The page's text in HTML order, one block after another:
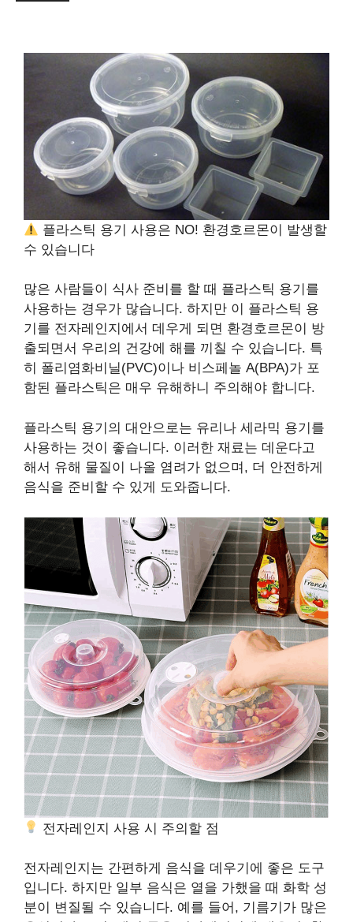
플라스틱 용기 사용은 NO! 환경호르몬이 발생할
수 있습니다
많은 사람들이 식사 준비를 할 때 플라스틱 용기를
사용하는 경우가 많습니다. 하지만 이 플라스틱 용
기를 전자레인지에서 데우게 되면 환경호르몬이 방
출되면서 우리의 건강에 해를 끼칠 수 있습니다. 특
히 폴리염화비닐(PVC)이나 비스페놀 A(BPA)가 포
함된 플라스틱은 매우 유해하니 주의해야 합니다.
플라스틱 용기의 대안으로는 유리나 세라믹 용기를
사용하는 것이 좋습니다. 이러한 재료는 데운다고
해서 유해 물질이 나올 염려가 없으며, 더 안전하게
음식을 준비할 수 있게 도와줍니다.
전자레인지 사용 시 주의할 점
전자레인지는 간편하게 음식을 데우기에 좋은 도구
입니다. 하지만 일부 음식은 열을 가했을 때 화학 성
분이 변질될 수 있습니다. 예를 들어, 기름기가 많은